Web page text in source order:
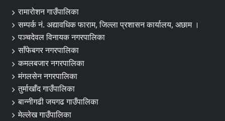
रामारोशन गाउँपालिका
सम्पर्क नं. अद्यावधिक फाराम, जिल्ला प्रशासन कार्यालय, अछाम ।
पञ्चदेवल विनायक नगरपालिका
साँफेबगर नगरपालिका
कमलबजार नगरपालिका
मंगलसेन नगरपालिका
तुर्माखाँद गाउँपालिका
बान्नीगढी जयगढ गाउँपालिका
मेल्लेख गाउँपालिका